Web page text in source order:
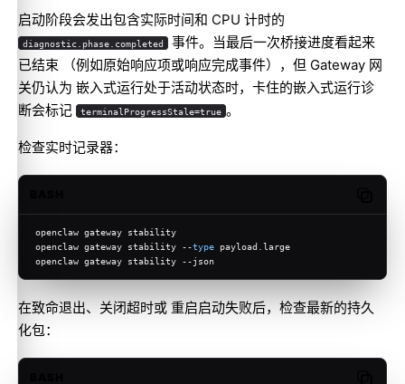
启动阶段会发出包含实际时间和 CPU 计时的
diagnostic.phase.completed 事件。当最后一次桥接进度看起来
已结束 （例如原始响应项或响应完成事件），但 Gateway 网
关仍认为 嵌入式运行处于活动状态时，卡住的嵌入式运行诊
断会标记
terminalProgressStale=true 。
检查实时记录器：
openclaw gateway stability
openclaw gateway stability --type payload.large
openclaw gateway stability --json
在致命退出、关闭超时或 重启启动失败后，检查最新的持久
化包：